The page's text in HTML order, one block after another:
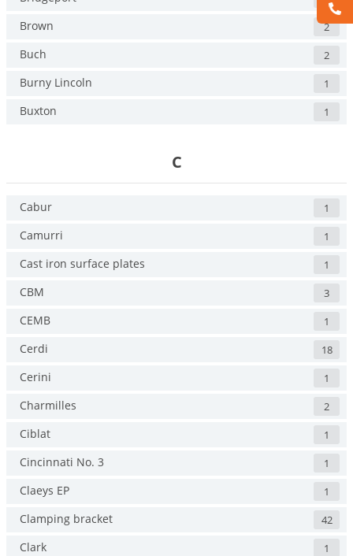
Brown 2
Buch 2
Burny Lincoln 1
Buxton 1
C
Cabur 1
Camurri 1
Cast iron surface plates 1
CBM 3
CEMB 1
Cerdi 18
Cerini 1
Charmilles 2
Ciblat 1
Cincinnati No. 3 1
Claeys EP 1
Clamping bracket 42
Clark 1